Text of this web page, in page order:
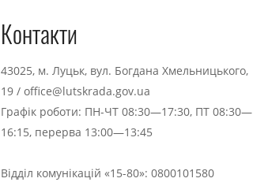
Контакти
43025, м. Луцьк, вул. Богдана Хмельницького,
19 / office@lutskrada.gov.ua
Графік роботи: ПН-ЧТ 08:30—17:30, ПТ 08:30—
16:15, перерва 13:00—13:45
Відділ комунікацій «15-80»: 0800101580